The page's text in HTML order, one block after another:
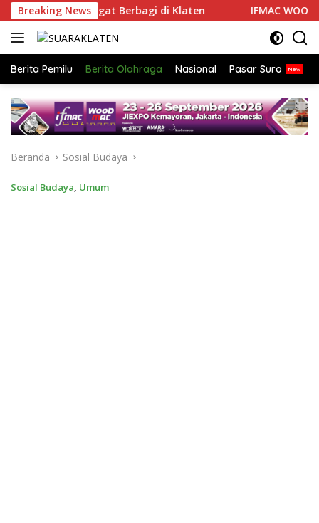
Langsung
ke
konten
Breaking News
Semangat Berbagi di Klaten IFMAC WOODMAC
Berita Pemilu Berita Olahraga Nasional Pasar Suro
Beranda Sosial Budaya
Sosial Budaya, Umum